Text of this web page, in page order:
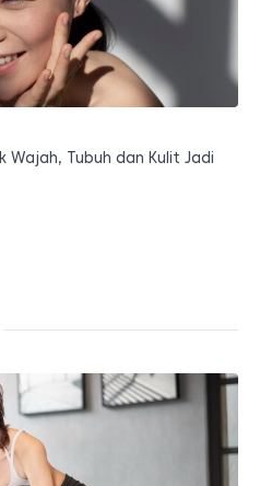
Tubuh dan Kulit Jadi